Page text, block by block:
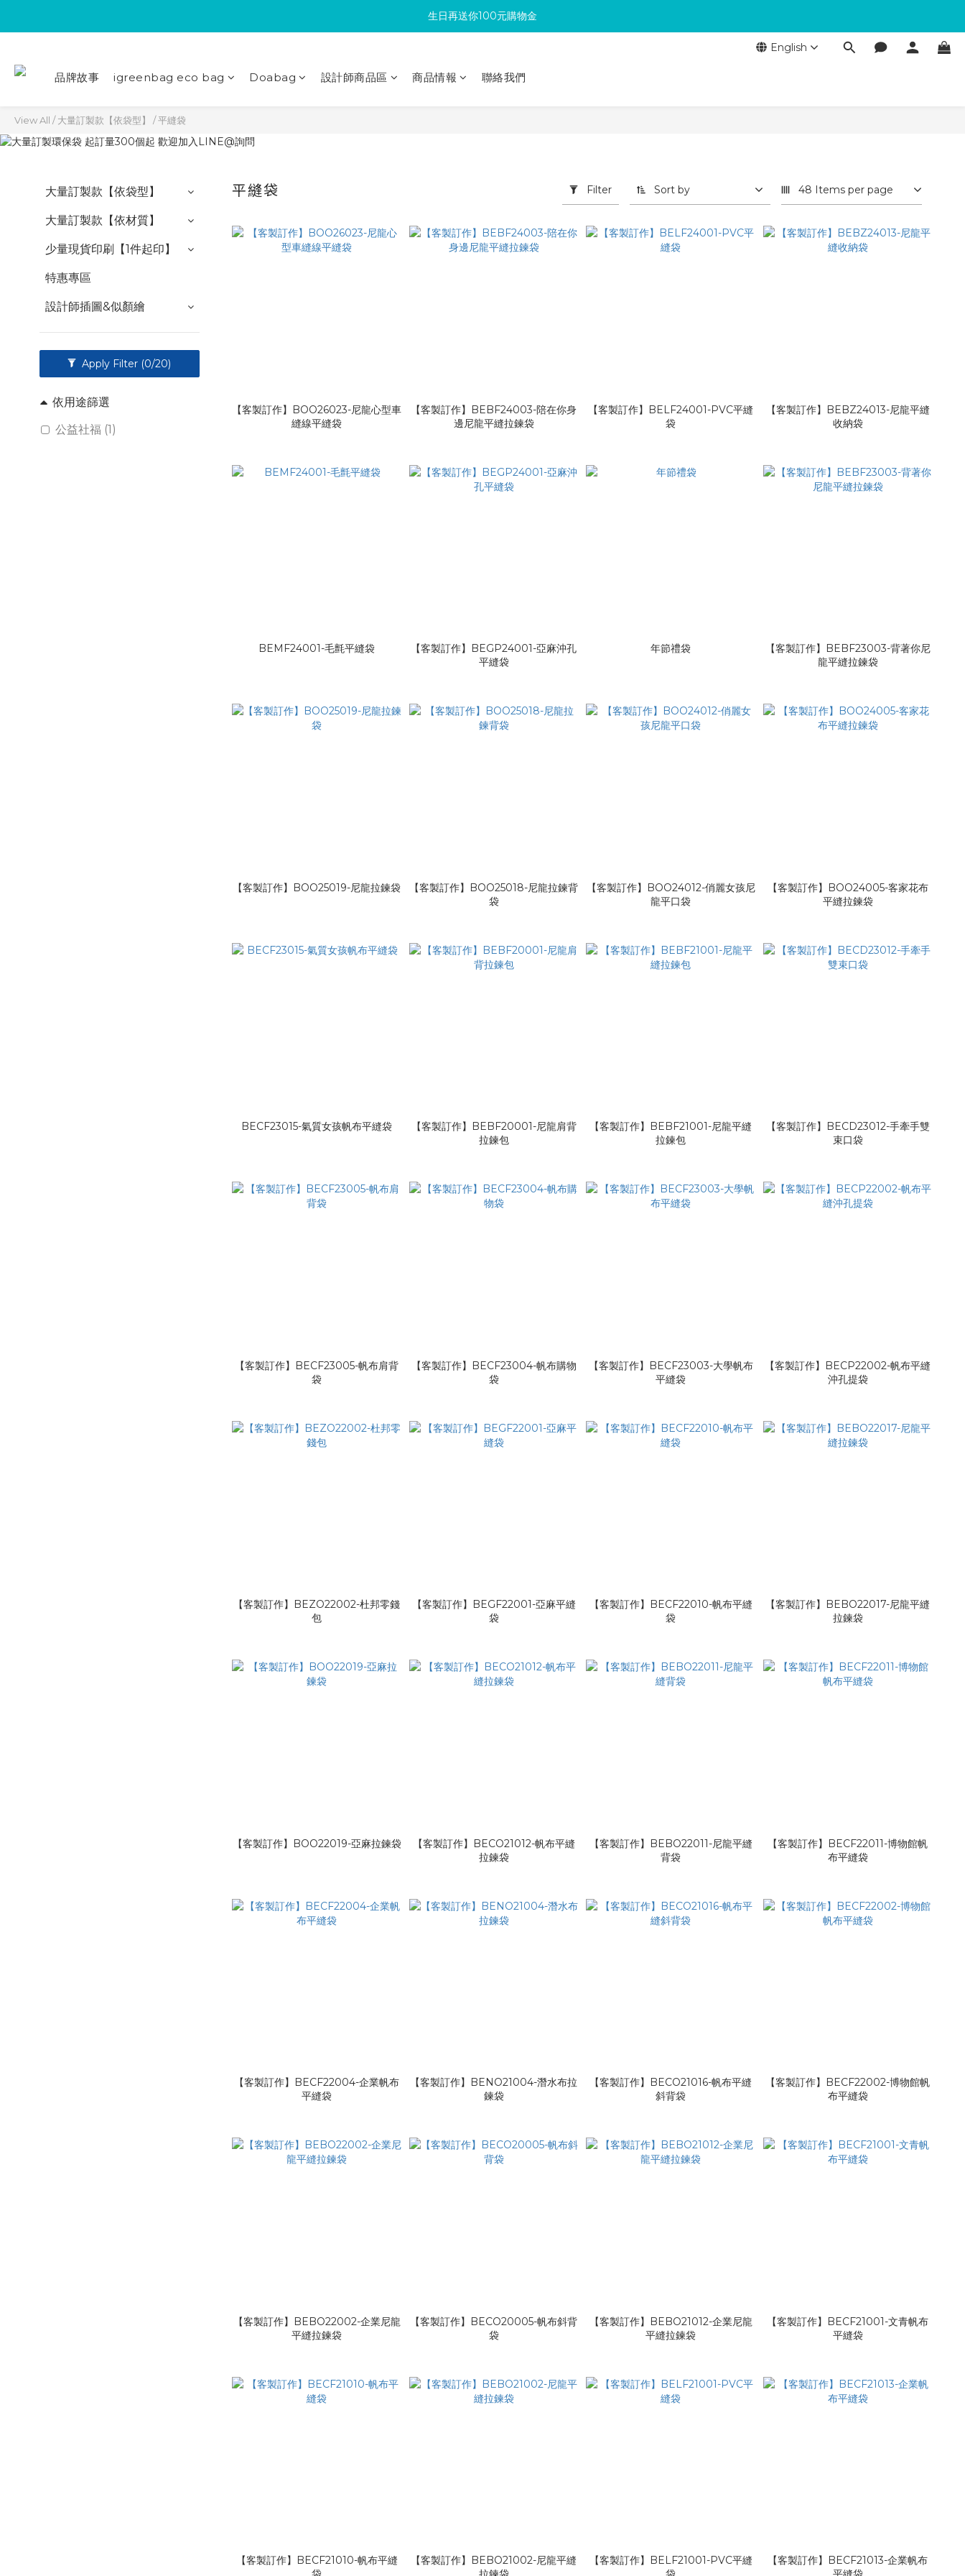
滿300回饋10%購物金
加入成為新會員 馬上領取50元購物金
English
品牌故事 igreenbag eco bag Doabag 設計師商品區 商品情報 聯絡我們
View All /大量訂製款【依袋型】 /平縫袋
大量訂製款【依袋型】
大量訂製款【依材質】
少量現貨印刷【1件起印】
特惠專區
設計師插圖&似顏繪
Apply Filter (0/20)
依用途篩選
公益社福 (1)
平縫袋 Filter Sort by 48 Items per page
【客製訂作】BOO26023-尼龍心型車
縫線平縫袋
【客製訂作】BEBF24003-陪在你身
邊尼龍平縫拉鍊袋
【客製訂作】BELF24001-PVC平縫
袋
【客製訂作】BEBZ24013-尼龍平縫
收納袋
BEMF24001-毛氈平縫袋
【客製訂作】BEGP24001-亞麻沖孔
平縫袋
年節禮袋
【客製訂作】BEBF23003-背著你尼
龍平縫拉鍊袋
【客製訂作】BOO25019-尼龍拉鍊袋
【客製訂作】BOO25018-尼龍拉鍊背
袋
【客製訂作】BOO24012-俏麗女孩尼
龍平口袋
【客製訂作】BOO24005-客家花布
平縫拉鍊袋
BECF23015-氣質女孩帆布平縫袋
【客製訂作】BEBF20001-尼龍肩背
拉鍊包
【客製訂作】BEBF21001-尼龍平縫
拉鍊包
【客製訂作】BECD23012-手牽手雙
束口袋
【客製訂作】BECF23005-帆布肩背
袋
【客製訂作】BECF23004-帆布購物
袋
【客製訂作】BECF23003-大學帆布
平縫袋
【客製訂作】BECP22002-帆布平縫
沖孔提袋
【客製訂作】BEZO22002-杜邦零錢
包
【客製訂作】BEGF22001-亞麻平縫
袋
【客製訂作】BECF22010-帆布平縫
袋
【客製訂作】BEBO22017-尼龍平縫
拉鍊袋
【客製訂作】BOO22019-亞麻拉鍊袋
【客製訂作】BECO21012-帆布平縫
拉鍊袋
【客製訂作】BEBO22011-尼龍平縫
背袋
【客製訂作】BECF22011-博物館帆
布平縫袋
【客製訂作】BECF22004-企業帆布
平縫袋
【客製訂作】BENO21004-潛水布拉
鍊袋
【客製訂作】BECO21016-帆布平縫
斜背袋
【客製訂作】BECF22002-博物館帆
布平縫袋
【客製訂作】BEBO22002-企業尼龍
平縫拉鍊袋
【客製訂作】BECO20005-帆布斜背
袋
【客製訂作】BEBO21012-企業尼龍
平縫拉鍊袋
【客製訂作】BECF21001-文青帆布
平縫袋
【客製訂作】BECF21010-帆布平縫
【客製訂作】BEBO21002-尼龍平縫
【客製訂作】BELF21001-PVC平縫
【客製訂作】BECF21013-企業帆布